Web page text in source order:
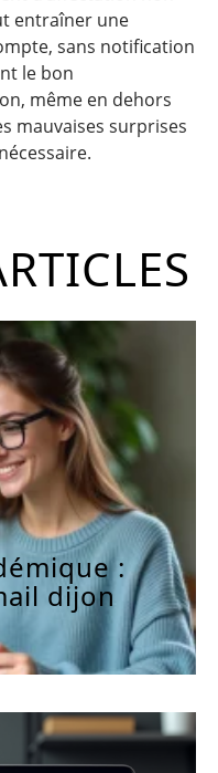
entraîner une
sans notification
le bon
même en dehors
mauvaises surprises
:
dijon